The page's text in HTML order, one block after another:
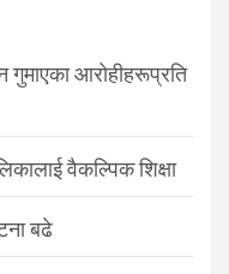
गुमाएका आरोहीहरूप्रति
वैकल्पिक शिक्षा
बढे